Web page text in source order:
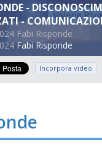
-
-
Fabi Risponde
Fabi Risponde
Incorpora video